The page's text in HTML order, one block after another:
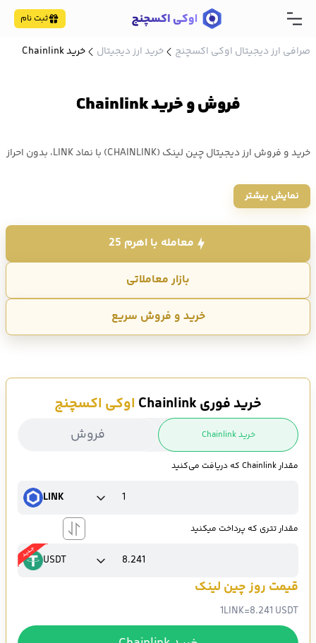
ثبت نام
صرافی ارز دیجیتال اوکی اکسچنج خرید ارز دیجیتال خرید Chainlink
فروش و خرید Chainlink
خرید و فروش ارز دیجیتال چین لینک (CHAINLINK) با نماد LINK، بدون احراز
نمایش بیشتر
معامله با اهرم 25
بازار معاملاتی
خرید و فروش سریع
خرید فوری Chainlink اوکی اکسچنج
خرید Chainlink فروش
مقدار Chainlink که دریافت می‌کنید
LINK
مقدار تتری که پرداخت میکنید
USDT
قیمت روز چین لینک
1LINK=8.241 USDT